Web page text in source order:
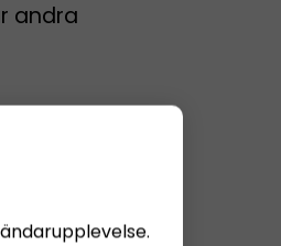
andra